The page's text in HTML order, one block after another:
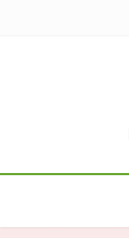
ス
ッ
ン
移